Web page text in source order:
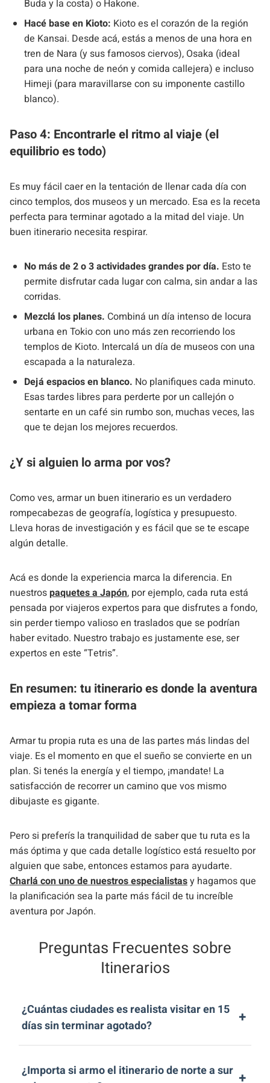
Buda y la costa) o Hakone.
Hacé base en Kioto: Kioto es el corazón de la región
de Kansai. Desde acá, estás a menos de una hora en
tren de Nara (y sus famosos ciervos), Osaka (ideal
para una noche de neón y comida callejera) e incluso
Himeji (para maravillarse con su imponente castillo
blanco).
Paso 4: Encontrarle el ritmo al viaje (el
equilibrio es todo)
Es muy fácil caer en la tentación de llenar cada día con
cinco templos, dos museos y un mercado. Esa es la receta
perfecta para terminar agotado a la mitad del viaje. Un
buen itinerario necesita respirar.
No más de 2 o 3 actividades grandes por día. Esto te
permite disfrutar cada lugar con calma, sin andar a las
corridas.
Mezclá los planes. Combiná un día intenso de locura
urbana en Tokio con uno más zen recorriendo los
templos de Kioto. Intercalá un día de museos con una
escapada a la naturaleza.
Dejá espacios en blanco. No planifiques cada minuto.
Esas tardes libres para perderte por un callejón o
sentarte en un café sin rumbo son, muchas veces, las
que te dejan los mejores recuerdos.
¿Y si alguien lo arma por vos?
Como ves, armar un buen itinerario es un verdadero
rompecabezas de geografía, logística y presupuesto.
Lleva horas de investigación y es fácil que se te escape
algún detalle.
Acá es donde la experiencia marca la diferencia. En
nuestrospaquetes a Japón, por ejemplo, cada ruta está
pensada por viajeros expertos para que disfrutes a fondo,
sin perder tiempo valioso en traslados que se podrían
haber evitado. Nuestro trabajo es justamente ese, ser
expertos en este “Tetris”.
En resumen: tu itinerario es donde la aventura
empieza a tomar forma
Armar tu propia ruta es una de las partes más lindas del
viaje. Es el momento en que el sueño se convierte en un
plan. Si tenés la energía y el tiempo, ¡mandate! La
satisfacción de recorrer un camino que vos mismo
dibujaste es gigante.
Pero si preferís la tranquilidad de saber que tu ruta es la
más óptima y que cada detalle logístico está resuelto por
alguien que sabe, entonces estamos para ayudarte.
Charlá con uno de nuestros especialistasy hagamos que
la planificación sea la parte más fácil de tu increíble
aventura por Japón.
Preguntas Frecuentes sobre
Itinerarios
¿Cuántas ciudades es realista visitar en 15
días sin terminar agotado?
+
“calidad sobre cantidad”. Para 15 días, lo ideal es
¿Importa si armo el itinerario de norte a sur +